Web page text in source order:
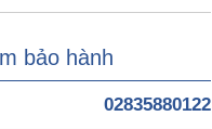
bảo hành
02835880122